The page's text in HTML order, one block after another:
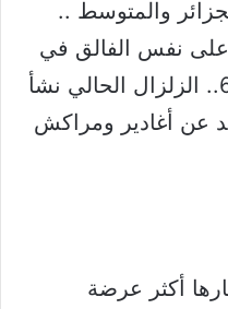
والمتوسط ..
نفس الفالق في
أغادير سنة 1960 بدرجة 6.8.. الزلزال الحالي نشأ
عن أغادير ومراكش
أكثر عرضة